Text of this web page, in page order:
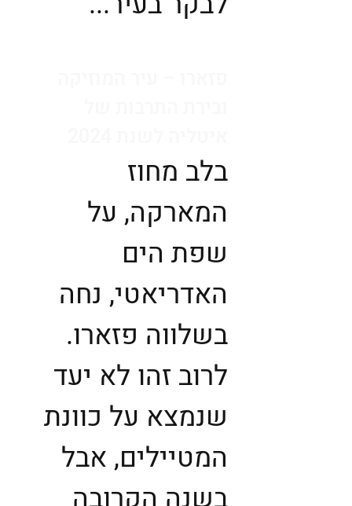
בלב מחוז
המארקה, על
שפת הים
האדריאטי, נחה
בשלווה פזארו.
לרוב זהו לא יעד
שנמצא על כוונת
המטיילים, אבל